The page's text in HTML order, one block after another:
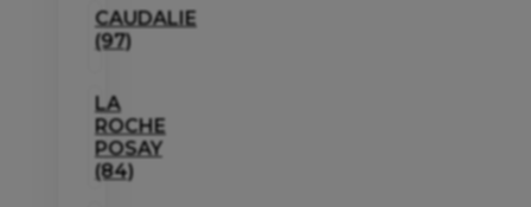
CAUDALIE
(97)
LA
ROCHE
POSAY
(84)